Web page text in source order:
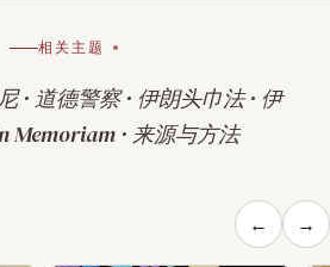
相关主题
· 道德警察· 伊朗头巾法· 伊
Memoriam· 来源与方法
← →